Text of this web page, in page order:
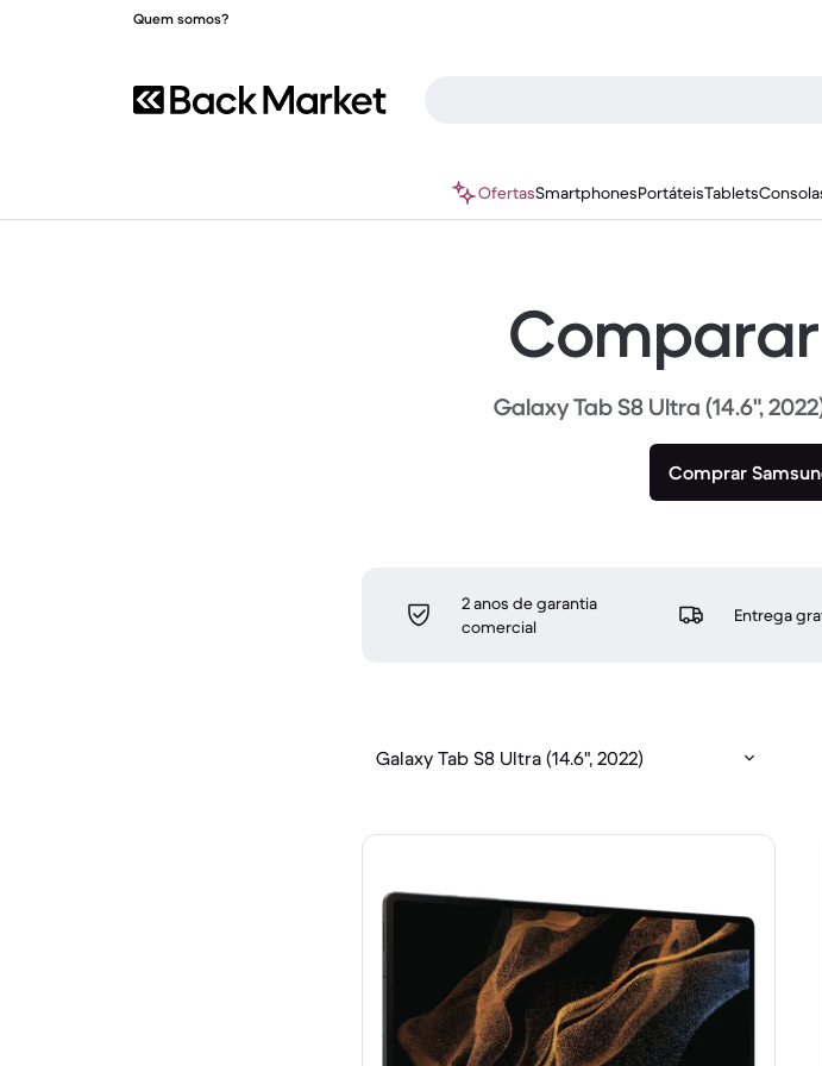
Quem somos?
OfertasSmartphonesPortáteisTablets
Galaxy Tab S8 Ultra (14.6",
Comprar
2 anos de garantia
comercial
Entrega
Galaxy Tab S8 Ultra (14.6", 2022)